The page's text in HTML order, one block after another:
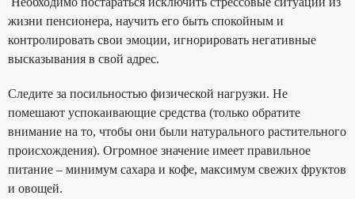
жизни пенсионера, научить его быть спокойным и
контролировать свои эмоции, игнорировать негативные
высказывания в свой адрес.
Следите за посильностью физической нагрузки. Не
помешают успокаивающие средства (только обратите
внимание на то, чтобы они были натурального растительного
происхождения). Огромное значение имеет правильное
питание – минимум сахара и кофе, максимум свежих фруктов
и овощей.